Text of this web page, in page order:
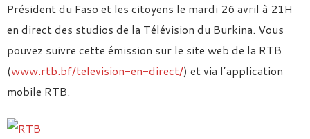
Président du Faso et les citoyens le mardi 26 avril à 21H
en direct des studios de la Télévision du Burkina. Vous
pouvez suivre cette émission sur le site web de la RTB
(www.rtb.bf/television-en-direct/) et via l’application
mobile RTB.